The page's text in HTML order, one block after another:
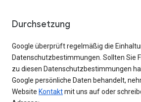
Durchsetzung
Google überprüft regelmäßig die
Datenschutzbestimmungen. Sollten Sie
zu diesen Datenschutzbestimmungen
Google persönliche Daten behandelt,
Website Kontaktmit uns auf oder